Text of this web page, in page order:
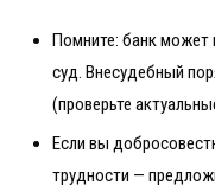
Помните: банк может
суд. Внесудебный
(проверьте
Если вы
трудности —